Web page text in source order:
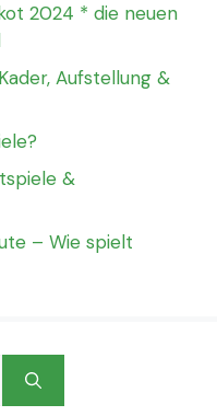
2024 * die neuen
Aufstellung &
&
– Wie spielt